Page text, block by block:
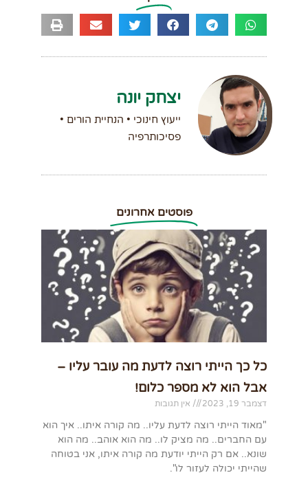
יצחק יונה
ייעוץ חינוכי • הנחיית הורים •
פסיכותרפיה
פוסטים אחרונים
כל כך הייתי רוצה לדעת מה עובר עליו –
אבל הוא לא מספר כלום!
דצמבר 19, 2023 אין תגובות
"מאוד הייתי רוצה לדעת עליו.. מה קורה איתו.. איך הוא
עם החברים.. מה מציק לו.. מה הוא אוהב.. מה הוא
שונא.. אם רק הייתי יודעת מה קורה איתו, אני בטוחה
שהייתי יכולה לעזור לו".